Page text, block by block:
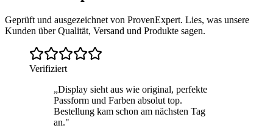
Geprüft und ausgezeichnet von ProvenExpert. Lies, was unsere
Kunden über Qualität, Versand und Produkte sagen.
Verifiziert
„Display sieht aus wie original, perfekte
Passform und Farben absolut top.
Bestellung kam schon am nächsten Tag
an."